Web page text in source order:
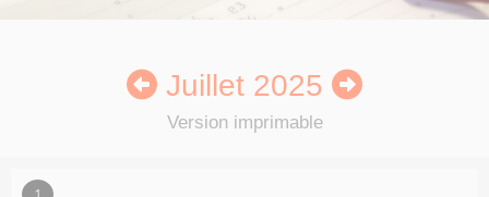
Juillet 2025
Version imprimable